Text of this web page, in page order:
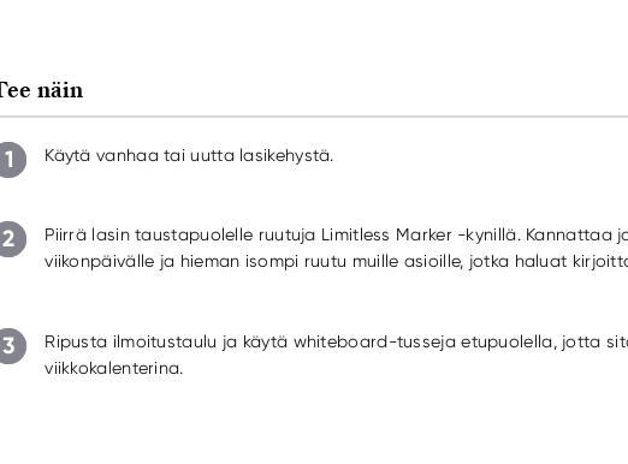
näin
1 Käytä vanhaa tai uutta lasikehystä.
2
Piirrä lasin taustapuolelle ruutuja Limitless Marker -kynillä. Kannattaa
viikonpäivälle ja hieman isompi ruutu muille asioille, jotka haluat
3
Ripusta ilmoitustaulu ja käytä whiteboard-tusseja etupuolella, jotta
viikkokalenterina.